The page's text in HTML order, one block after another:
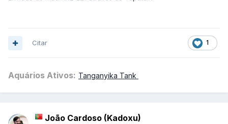
1
Citar
Aquários Ativos: Tanganyika Tank
João Cardoso (Kadoxu)